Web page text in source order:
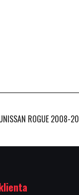
ROGUE 2008-